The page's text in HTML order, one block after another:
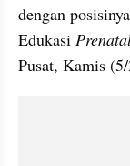
dengan
Edukasi
Pusat, Kamis